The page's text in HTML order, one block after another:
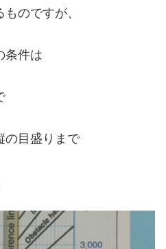
のですが、
条件は
の目盛りまで